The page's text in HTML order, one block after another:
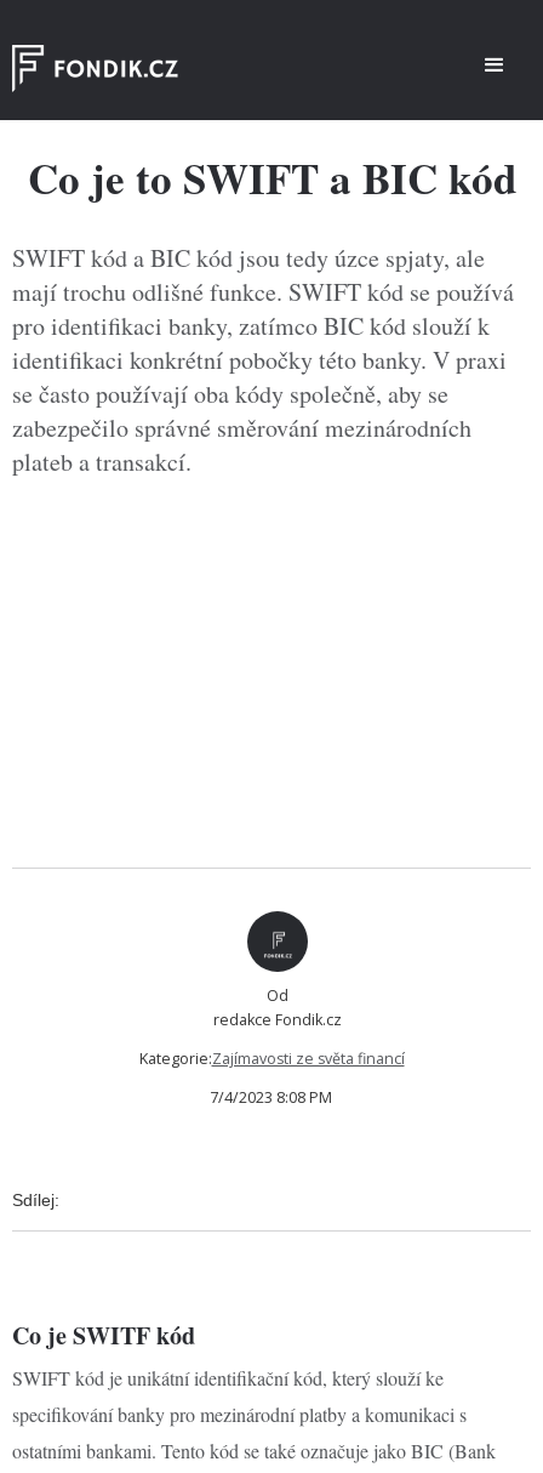
Co je to SWIFT a BIC kód
‍SWIFT kód a BIC kód jsou tedy úzce spjaty, ale
mají trochu odlišné funkce. SWIFT kód se používá
pro identifikaci banky, zatímco BIC kód slouží k
identifikaci konkrétní pobočky této banky. V praxi
se často používají oba kódy společně, aby se
zabezpečilo správné směrování mezinárodních
plateb a transakcí.
Od
redakce Fondik.cz
Kategorie:Zajímavosti ze světa financí
7/4/2023 8:08 PM
Sdílej:
Co je SWITF kód
SWIFT kód je unikátní identifikační kód, který slouží ke
specifikování banky pro mezinárodní platby a komunikaci s
ostatními bankami. Tento kód se také označuje jako BIC (Bank